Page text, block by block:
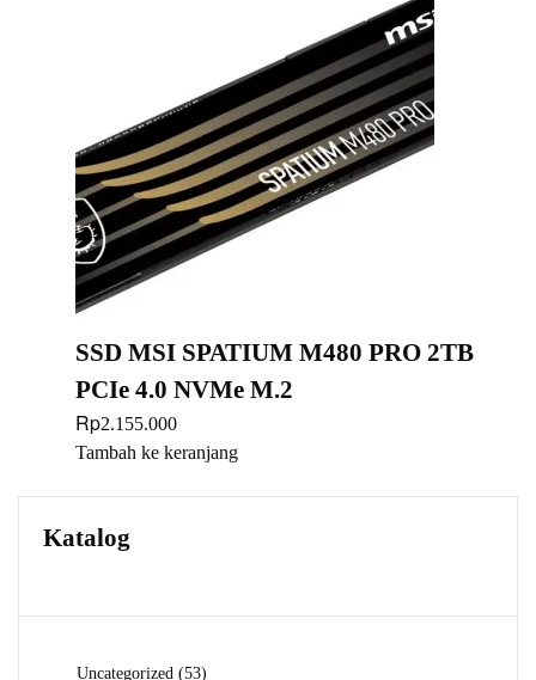
SSD MSI SPATIUM M480 PRO 2TB
PCIe 4.0 NVMe M.2
Rp2.155.000
Tambah ke keranjang
Katalog
Uncategorized 5353